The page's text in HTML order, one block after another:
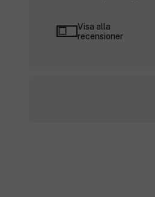
Visa alla
recensioner